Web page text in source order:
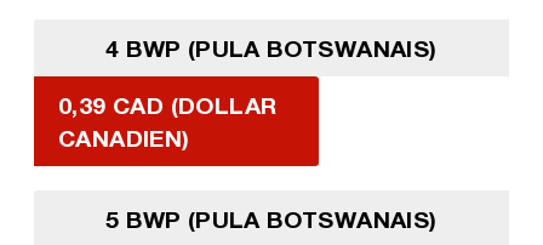
4 BWP (PULA BOTSWANAIS)
0,39 CAD (DOLLAR
CANADIEN)
5 BWP (PULA BOTSWANAIS)